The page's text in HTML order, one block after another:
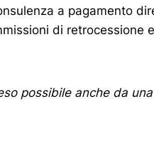
a pagamento
di retrocessione
possibile anche da